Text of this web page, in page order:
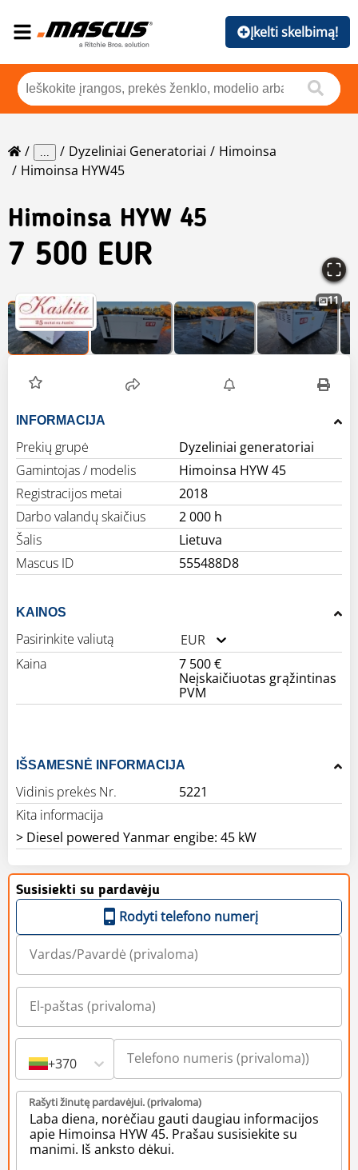
Įkelti skelbimą!
... Dyzeliniai Generatoriai
Himoinsa
Himoinsa HYW45
Himoinsa HYW 45
7 500 EUR
11
INFORMACIJA
Prekių grupė
Dyzeliniai generatoriai
Gamintojas / modelis
Himoinsa HYW 45
Registracijos metai
2018
Darbo valandų skaičius
2 000 h
Šalis
Lietuva
Mascus ID
555488D8
KAINOS
Pasirinkite valiutą
EUR
Kaina
7 500 €
Neįskaičiuotas grąžintinas
PVM
IŠSAMESNĖ INFORMACIJA
Vidinis prekės Nr.
5221
Kita informacija
> Diesel powered Yanmar engibe: 45 kW
Susisiekti su pardavėju
Rodyti telefono numerį
+370
Rašyti žinutę pardavėjui. (privaloma)